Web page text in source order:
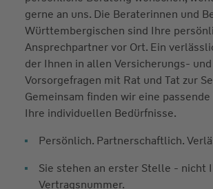
gerne an uns. Die Beraterinnen und
Württembergischen sind Ihre
Ansprechpartner vor Ort. Ein
der Ihnen in allen Versicherungs- und
Vorsorgefragen mit Rat und Tat zur
Gemeinsam finden wir eine
Ihre individuellen Bedürfnisse.
Persönlich. Partnerschaftlich.
Sie stehen an erster Stelle - nicht
Vertragsnummer.